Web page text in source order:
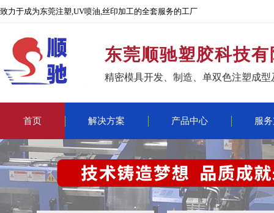
致力于成为东莞注塑,UV喷油,丝印加工的全套服务的工厂
东莞顺驰塑胶科技
精密模具开发、制造、单双色注塑成
首页 解决方案 产品中心 服